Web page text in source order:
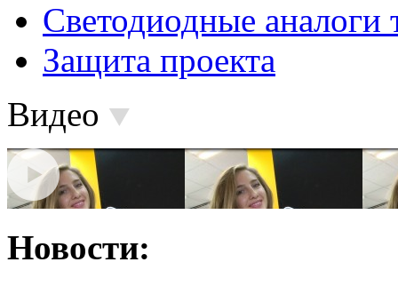
Светодиодные аналоги
Защита проекта
Видео
Новости: